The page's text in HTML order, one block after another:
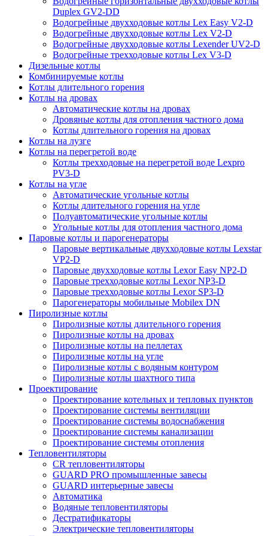
Duplex GV2-DD
Водогрейные двухходовые котлы Lex Easy V2-D
Водогрейные двухходовые котлы Lex V2-D
Водогрейные двухходовые котлы Lexender UV2-D
Водогрейные трехходовые котлы Lex V3-D
Дизельные котлы
Комбинируемые котлы
Котлы длительного горения
Котлы на дровах
Автоматические котлы на дровах
Дровяные котлы для отопления частного дома
Котлы длительного горения на дровах
Котлы на лузге
Котлы на перегретой воде
Котлы трехходовые на перегретой воде Lexpro
PV3-D
Котлы на угле
Автоматические угольные котлы
Котлы длительного горения на угле
Полуавтоматические угольные котлы
Угольные котлы для отопления частного дома
Паровые котлы и парогенераторы
Паровые вертикальные двухходовые котлы Lexstar
VP2-D
Паровые двухходовые котлы Lexor Easy NP2-D
Паровые трехходовые котлы Lexor NP3-D
Паровые трехходовые котлы Lexor SP3-D
Парогенераторы мобильные Mobilex DN
Пиролизные котлы
Пиролизные котлы длительного горения
Пиролизные котлы на дровах
Пиролизные котлы на пеллетах
Пиролизные котлы на угле
Пиролизные котлы с водяным контуром
Пиролизные котлы шахтного типа
Проектирование
Проектирование котельных и тепловых пунктов
Проектирование системы вентиляции
Проектирование системы водоснабжения
Проектирование системы канализации
Проектирование системы отопления
Тепловентиляторы
CR тепловентиляторы
GUARD PRO промышленные завесы
GUARD интерьерные завесы
Автоматика
Водяные тепловентиляторы
Дестратификаторы
Электрические тепловентиляторы